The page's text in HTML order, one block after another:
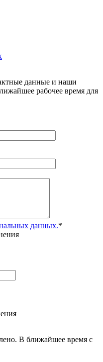
данные и наши
рабочее время для
данных.*
В ближайшее время с